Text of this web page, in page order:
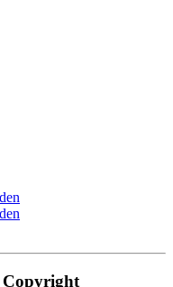
Copyright